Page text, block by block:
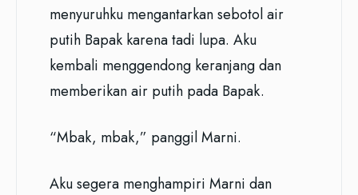
menyuruhku mengantarkan sebotol air
putih Bapak karena tadi lupa. Aku
kembali menggendong keranjang dan
memberikan air putih pada Bapak.
“Mbak, mbak,” panggil Marni.
Aku segera menghampiri Marni dan